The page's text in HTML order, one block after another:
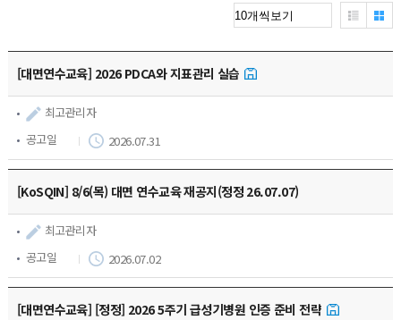
관련 기관 소식
관련사이트
질문/답변
리스트
[대면연수교육] 2026 PDCA와 지표관리 실습
최고관리자
공고일
2026.07.31
[KoSQIN] 8/6(목) 대면 연수교육 재공지(정정 26.07.07)
최고관리자
공고일
2026.07.02
[대면연수교육] [정정] 2026 5주기 급성기병원 인증 준비 전략